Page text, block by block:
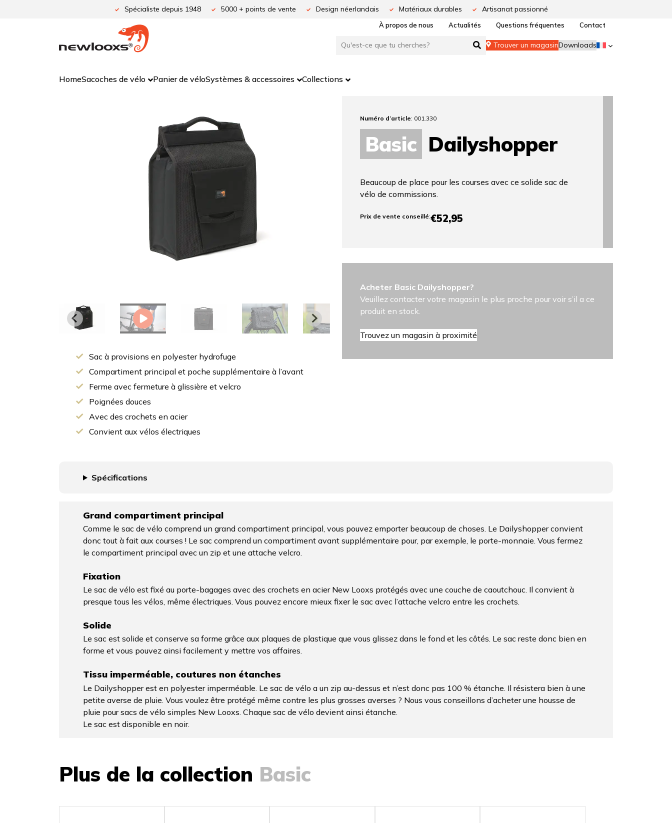
Spécialiste depuis 1948 5000 + points de vente Design néerlandais Matériaux durables Artisanat passionné
À propos de nous Actualités Questions fréquentes Contact
Trouver un magasinDownloads
HomeSacoches de vélo Panier de véloSystèmes & accessoires Collections
Sac à provisions en polyester hydrofuge
Compartiment principal et poche supplémentaire à l’avant
Ferme avec fermeture à glissière et velcro
Poignées douces
Avec des crochets en acier
Convient aux vélos électriques
Numéro d’article: 001.330
Basic Dailyshopper
Beaucoup de place pour les courses avec ce solide sac de
vélo de commissions.
Prix ​​de vente conseillé:€52,95
Acheter Basic Dailyshopper?
Veuillez contacter votre magasin le plus proche pour voir s’il a ce
produit en stock.
Trouvez un magasin à proximité
Spécifications
Grand compartiment principal
Comme le sac de vélo comprend un grand compartiment principal, vous pouvez emporter beaucoup de choses. Le Dailyshopper convient
donc tout à fait aux courses ! Le sac comprend un compartiment avant supplémentaire pour, par exemple, le porte-monnaie. Vous fermez
le compartiment principal avec un zip et une attache velcro.
Fixation
Le sac de vélo est fixé au porte-bagages avec des crochets en acier New Looxs protégés avec une couche de caoutchouc. Il convient à
presque tous les vélos, même électriques. Vous pouvez encore mieux fixer le sac avec l’attache velcro entre les crochets.
Solide
Le sac est solide et conserve sa forme grâce aux plaques de plastique que vous glissez dans le fond et les côtés. Le sac reste donc bien en
forme et vous pouvez ainsi facilement y mettre vos affaires.
Tissu imperméable, coutures non étanches
Le Dailyshopper est en polyester imperméable. Le sac de vélo a un zip au-dessus et n’est donc pas 100 % étanche. Il résistera bien à une
petite averse de pluie. Vous voulez être protégé même contre les plus grosses averses ? Nous vous conseillons d’acheter une housse de
pluie pour sacs de vélo simples New Looxs. Chaque sac de vélo devient ainsi étanche.
Le sac est disponible en noir.
Plus de la collection Basic